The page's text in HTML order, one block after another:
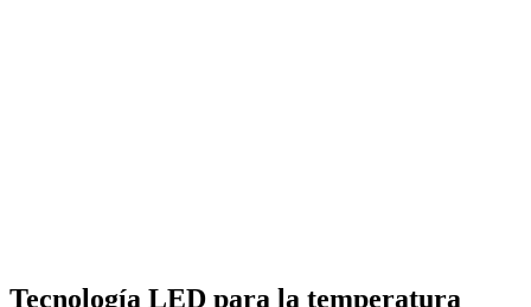
Tecnología LED para la temperatura